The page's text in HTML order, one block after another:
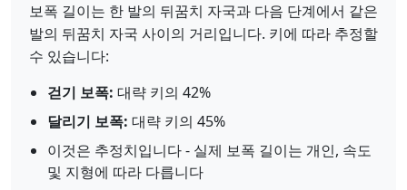
보폭 길이는 한 발의 뒤꿈치 자국과 다음 단계에서 같은
발의 뒤꿈치 자국 사이의 거리입니다. 키에 따라 추정할
수 있습니다:
걷기 보폭: 대략 키의 42%
달리기 보폭: 대략 키의 45%
이것은 추정치입니다 - 실제 보폭 길이는 개인, 속도
및 지형에 따라 다릅니다